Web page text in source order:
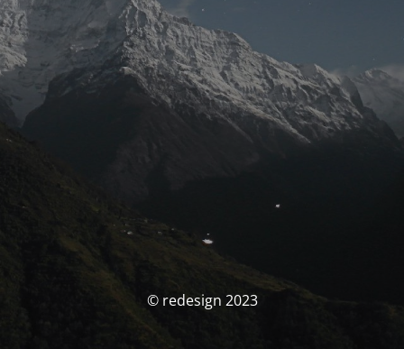
© redesign 2023